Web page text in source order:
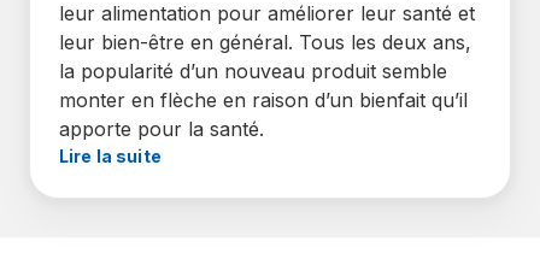
leur alimentation pour améliorer leur santé et
leur bien-être en général. Tous les deux ans,
la popularité d’un nouveau produit semble
monter en flèche en raison d’un bienfait qu’il
apporte pour la santé.
Lire la suite